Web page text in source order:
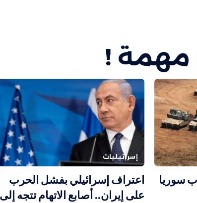
مهمة !
سوريا
إسرائيليات
اعتراف إسرائيلي بفشل الحرب
على إيران.. أصابع الاتهام تتجه إلى